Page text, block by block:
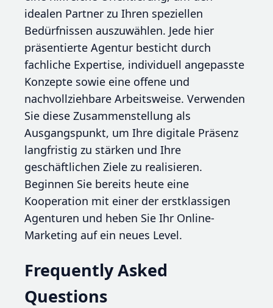
idealen Partner zu Ihren speziellen
Bedürfnissen auszuwählen. Jede hier
präsentierte Agentur besticht durch
fachliche Expertise, individuell angepasste
Konzepte sowie eine offene und
nachvollziehbare Arbeitsweise. Verwenden
Sie diese Zusammenstellung als
Ausgangspunkt, um Ihre digitale Präsenz
langfristig zu stärken und Ihre
geschäftlichen Ziele zu realisieren.
Beginnen Sie bereits heute eine
Kooperation mit einer der erstklassigen
Agenturen und heben Sie Ihr Online-
Marketing auf ein neues Level.
Frequently Asked
Questions